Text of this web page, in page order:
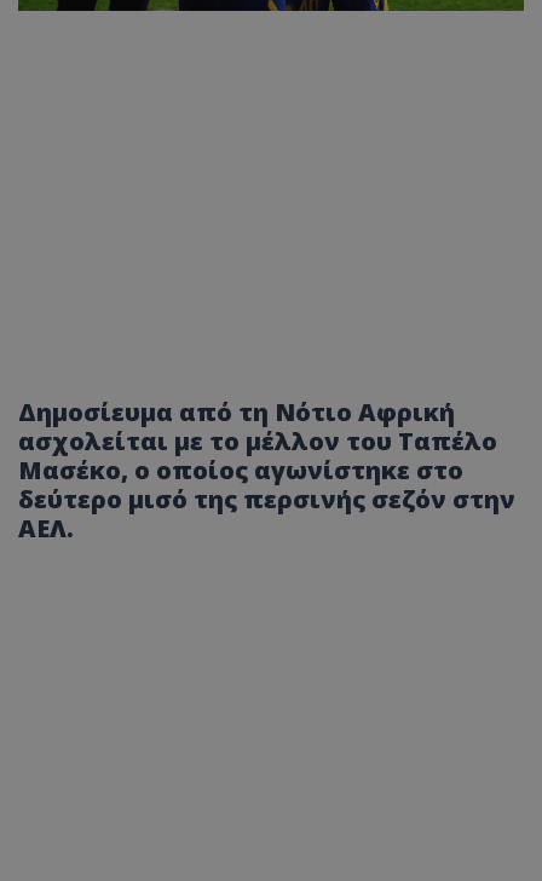
Δημοσίευμα από τη Νότιο Αφρική
ασχολείται με το μέλλον του Ταπέλο
Μασέκο, ο οποίος αγωνίστηκε στο
δεύτερο μισό της περσινής σεζόν στην
ΑΕΛ.